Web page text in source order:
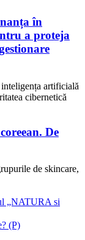
în
a proteja
artificială
cibernetică
De
de skincare,
„NATURA si
(P)